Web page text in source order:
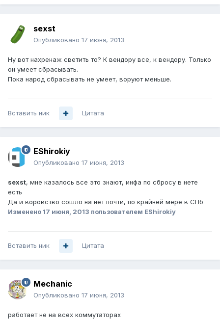
sexst
Опубликовано 17 июня, 2013
Ну вот нахренаж светить то? К вендору все, к вендору. Только
он умеет сбрасывать.
Пока народ сбрасывать не умеет, воруют меньше.
Вставить ник Цитата
EShirokiy
Опубликовано 17 июня, 2013
sexst, мне казалось все это знают, инфа по сбросу в нете
есть
Да и воровство сошло на нет почти, по крайней мере в СПб
Изменено 17 июня, 2013 пользователем EShirokiy
Вставить ник Цитата
Mechanic
Опубликовано 17 июня, 2013
работает не на всех коммутаторах